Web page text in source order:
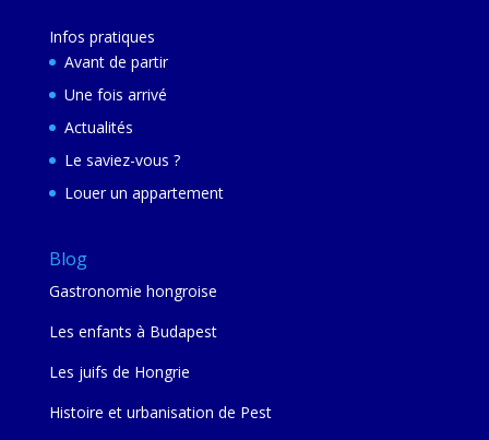
Infos pratiques
Avant de partir
Une fois arrivé
Actualités
Le saviez-vous ?
Louer un appartement
Blog
Gastronomie hongroise
Les enfants à Budapest
Les juifs de Hongrie
Histoire et urbanisation de Pest